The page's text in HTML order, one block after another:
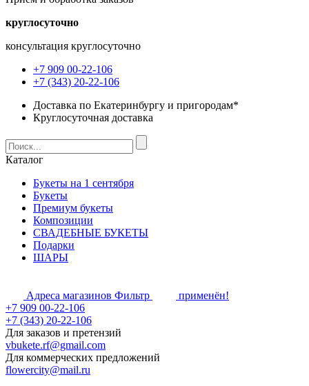
круглосуточно
консультация круглосуточно
+7 909 00-22-106
+7 (343) 20-22-106
Доставка по Екатеринбургу и пригородам*
Круглосуточная доставка
Каталог
Букеты на 1 сентября
Букеты
Премиум букеты
Композиции
СВАДЕБНЫЕ БУКЕТЫ
Подарки
ШАРЫ
Адреса магазинов Фильтр
применён!
+7 909 00-22-106
+7 (343) 20-22-106
Для заказов и претензий
vbukete.rf@gmail.com
Для коммерческих предложений
flowercity@mail.ru